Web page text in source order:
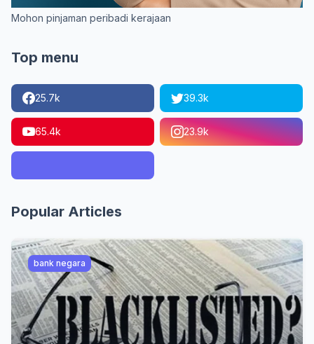
Mohon pinjaman peribadi kerajaan
Top menu
25.7k 39.3k
65.4k 23.9k
Popular Articles
bank negara